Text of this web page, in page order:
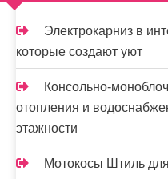
м
Электрокарниз в
которые создают уют
Консольно-
отопления и
этажности
Мотокосы Штиль